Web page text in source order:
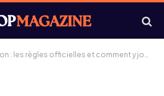
: les règles officielles et comment y jouer